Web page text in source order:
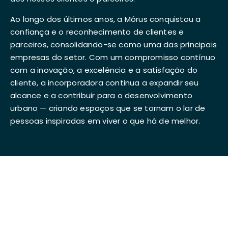
Ao longo dos últimos anos, a Mórus conquistou a
confiança e o reconhecimento de clientes e
parceiros, consolidando-se como uma das principais
empresas do setor. Com um compromisso contínuo
com a inovação, a excelência e a satisfação do
cliente, a incorporadora continua a expandir seu
alcance e a contribuir para o desenvolvimento
urbano — criando espaços que se tornam o lar de
pessoas inspiradas em viver o que há de melhor.